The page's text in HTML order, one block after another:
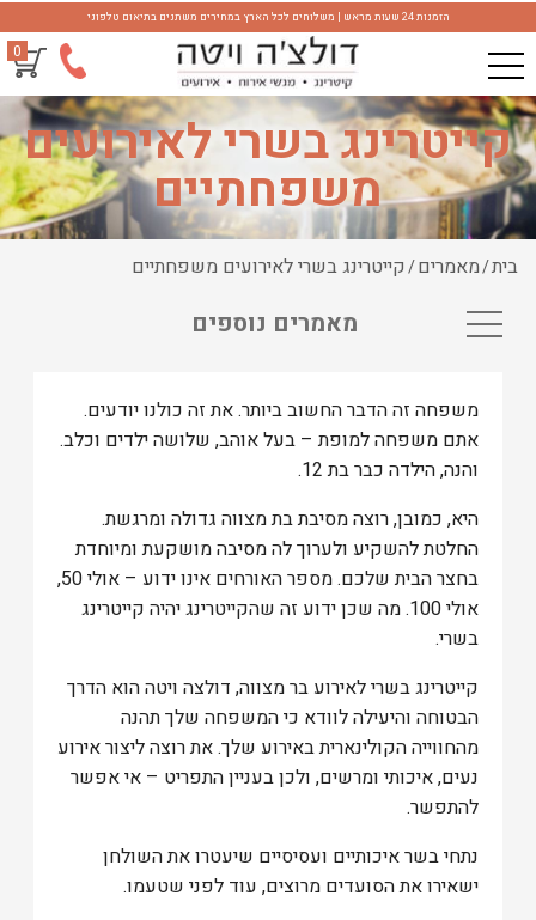
הזמנות 24 שעות מראש | משלוחים לכל הארץ במחירים משתנים בתיאום טלפוני
0
קייטרינג בשרי לאירועים
משפחתיים
בית/מאמרים/קייטרינג בשרי לאירועים משפחתיים
מאמרים נוספים
משפחה זה הדבר החשוב ביותר. את זה כולנו יודעים.
אתם משפחה למופת – בעל אוהב, שלושה ילדים וכלב.
והנה, הילדה כבר בת 12.
היא, כמובן, רוצה מסיבת בת מצווה גדולה ומרגשת.
החלטת להשקיע ולערוך לה מסיבה מושקעת ומיוחדת
בחצר הבית שלכם. מספר האורחים אינו ידוע – אולי 50,
אולי 100. מה שכן ידוע זה שהקייטרינג יהיה קייטרינג
בשרי.
קייטרינג בשרי לאירוע בר מצווה, דולצה ויטה הוא הדרך
הבטוחה והיעילה לוודא כי המשפחה שלך תהנה
מהחווייה הקולינארית באירוע שלך. את רוצה ליצור אירוע
נעים, איכותי ומרשים, ולכן בעניין התפריט – אי אפשר
להתפשר.
נתחי בשר איכותיים ועסיסיים שיעטרו את השולחן
ישאירו את הסועדים מרוצים, עוד לפני שטעמו.